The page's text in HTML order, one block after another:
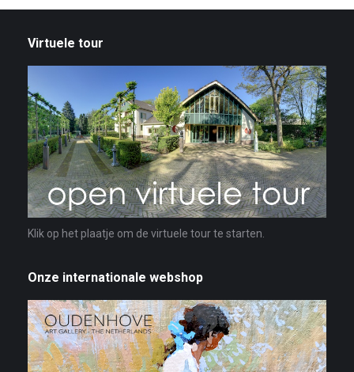
Virtuele tour
Klik op het plaatje om de virtuele tour te starten.
Onze internationale webshop